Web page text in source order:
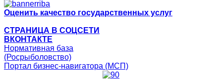
Оценить качество государственных услуг
СТРАНИЦА В СОЦСЕТИ
ВКОНТАКТЕ
Нормативная база
(Росрыболовство)
Портал бизнес-навигатора (МСП)